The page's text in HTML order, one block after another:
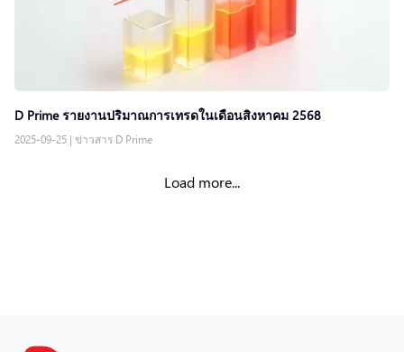
D Prime รายงานปริมาณการเทรดในเดือนสิงหาคม 2568
2025-09-25 | ข่าวสาร D Prime
Load more...